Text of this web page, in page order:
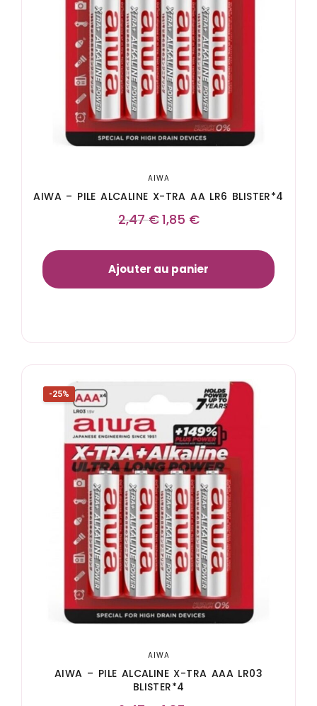
AIWA
AIWA – PILE ALCALINE X-TRA AA LR6 BLISTER*4
2,47€1,85 €
Ajouter au panier
-25%
AIWA
AIWA – PILE ALCALINE X-TRA AAA LR03
BLISTER*4